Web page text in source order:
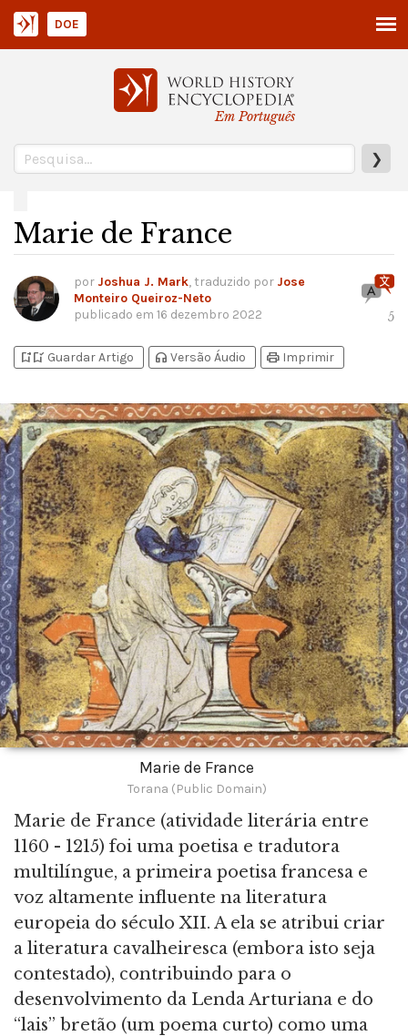
Em Português
❯
DOE
Marie de France
por Joshua J. Mark, traduzido por Jose
Monteiro Queiroz-Neto
publicado em 16 dezembro 2022 5
bookmark_addbookmark_added Guardar Artigo headphones Versão Áudio print Imprimir
Marie de France
Torana (Public Domain)
Marie de France (atividade literária entre
1160 - 1215) foi uma poetisa e tradutora
multilíngue, a primeira poetisa francesa e
voz altamente influente na literatura
europeia do século XII. A ela se atribui criar
a literatura cavalheiresca (embora isto seja
contestado), contribuindo para o
desenvolvimento da Lenda Arturiana e do
“lais” bretão (um poema curto) como uma